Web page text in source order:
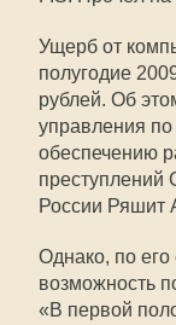
Ущерб от
полугодие
рублей. Об
управления
обеспечению
преступлений
России Ряшит
Однако, по его
возможность
«В первой